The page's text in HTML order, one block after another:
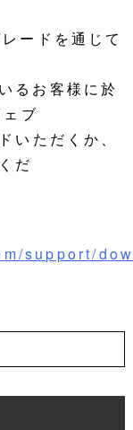
ードを通じて
るお客様に於
ブ
いただくか、
だ
support/